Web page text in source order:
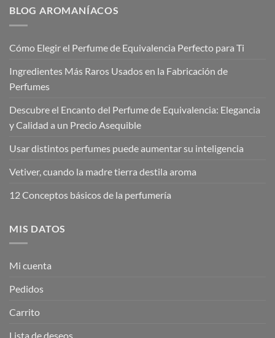
BLOG AROMANÍACOS
Cómo Elegir el Perfume de Equivalencia Perfecto para Ti
Ingredientes Más Raros Usados en la Fabricación de
Perfumes
Descubre el Encanto del Perfume de Equivalencia: Elegancia
y Calidad a un Precio Asequible
Usar distintos perfumes puede aumentar su inteligencia
Vetiver, cuando la madre tierra destila aroma
12 Conceptos básicos de la perfumería
MIS DATOS
Mi cuenta
Pedidos
Carrito
Lista de deseos